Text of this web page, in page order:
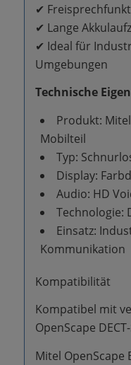
✔
✔ Lange
✔ Ideal für
Umgebungen
Technische
Produkt:
Mobilteil
Typ:
Display:
Audio: HD
Technologie:
Einsatz:
Kommunikation
Kompatibilität
Kompatibel mit
OpenScape
Mitel OpenScape